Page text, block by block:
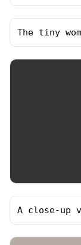
The tiny
A close-up